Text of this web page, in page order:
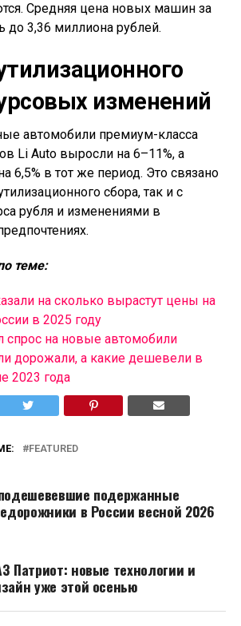
Средняя цена новых машин за
до 3,36 миллиона рублей.
изменений
автомобили премиум-класса
Li Auto выросли на 6–11%, а
6,5% в тот же период. Это связано
сбора, так и с
рубля и изменениями в
теме:
на сколько вырастут цены на
в 2025 году
спрос на новые автомобили
дорожали, а какие дешевели в
2023 года
FEATURED
подержанные
в России весной 2026
Патриот: новые технологии и
уже этой осенью